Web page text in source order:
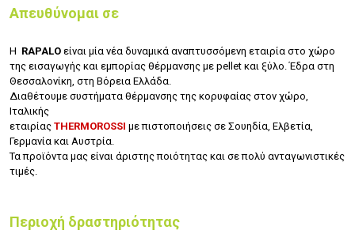
Απευθύνομαι σε
Η RAPALO είναι μία νέα δυναμικά αναπτυσσόμενη εταιρία στο χώρο
της εισαγωγής και εμπορίας θέρμανσης με pellet και ξύλο. Έδρα στη
Θεσσαλονίκη, στη Βόρεια Ελλάδα.
Διαθέτουμε συστήματα θέρμανσης της κορυφαίας στον χώρο,
Ιταλικής
εταιρίας THERMOROSSI με πιστοποιήσεις σε Σουηδία, Ελβετία,
Γερμανία και Αυστρία.
Τα προϊόντα μας είναι άριστης ποιότητας και σε πολύ ανταγωνιστικές
τιμές.
Περιοχή δραστηριότητας